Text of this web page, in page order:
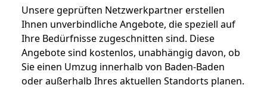
Unsere geprüften Netzwerkpartner erstellen
Ihnen unverbindliche Angebote, die speziell auf
Ihre Bedürfnisse zugeschnitten sind. Diese
Angebote sind kostenlos, unabhängig davon, ob
Sie einen Umzug innerhalb von Baden-Baden
oder außerhalb Ihres aktuellen Standorts planen.